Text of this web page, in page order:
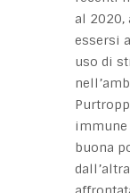
al 2020,
essersi
uso di
immune
buona